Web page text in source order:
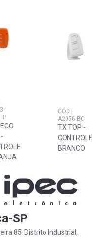
COD.:
A2056-BC
TX TOP -
CONTROLE
BRANCO
SP
85, Distrito Industrial,